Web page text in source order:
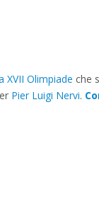
XVII Olimpiade che
Pier Luigi Nervi.